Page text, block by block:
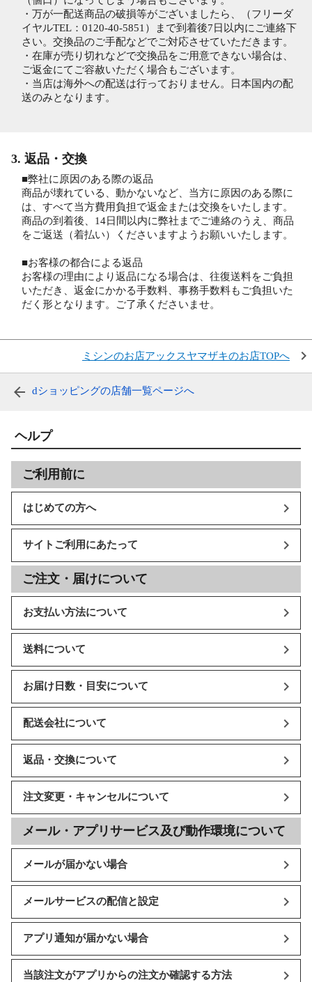
・万が一配送商品の破損等がございましたら、（フリーダ
イヤルTEL：0120-40-5851）まで到着後7日以内にご連絡下
さい。交換品のご手配などでご対応させていただきます。
・在庫が売り切れなどで交換品をご用意できない場合は、
ご返金にてご容赦いただく場合もございます。
・当店は海外への配送は行っておりません。日本国内の配
送のみとなります。
3. 返品・交換
■弊社に原因のある際の返品
商品が壊れている、動かないなど、当方に原因のある際に
は、すべて当方費用負担で返金または交換をいたします。
商品の到着後、14日間以内に弊社までご連絡のうえ、商品
をご返送（着払い）くださいますようお願いいたします。
■お客様の都合による返品
お客様の理由により返品になる場合は、往復送料をご負担
いただき、返金にかかる手数料、事務手数料もご負担いた
だく形となります。ご了承くださいませ。
ミシンのお店アックスヤマザキのお店TOPへ
dショッピングの店舗一覧ページへ
ヘルプ
ご利用前に
はじめての方へ
サイトご利用にあたって
ご注文・届けについて
お支払い方法について
送料について
お届け日数・目安について
配送会社について
返品・交換について
注文変更・キャンセルについて
メール・アプリサービス及び動作環境について
メールが届かない場合
メールサービスの配信と設定
アプリ通知が届かない場合
当該注文がアプリからの注文か確認する方法